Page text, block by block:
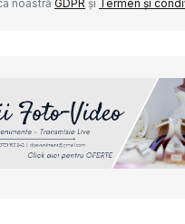
*
noastră GDPR și Termen și